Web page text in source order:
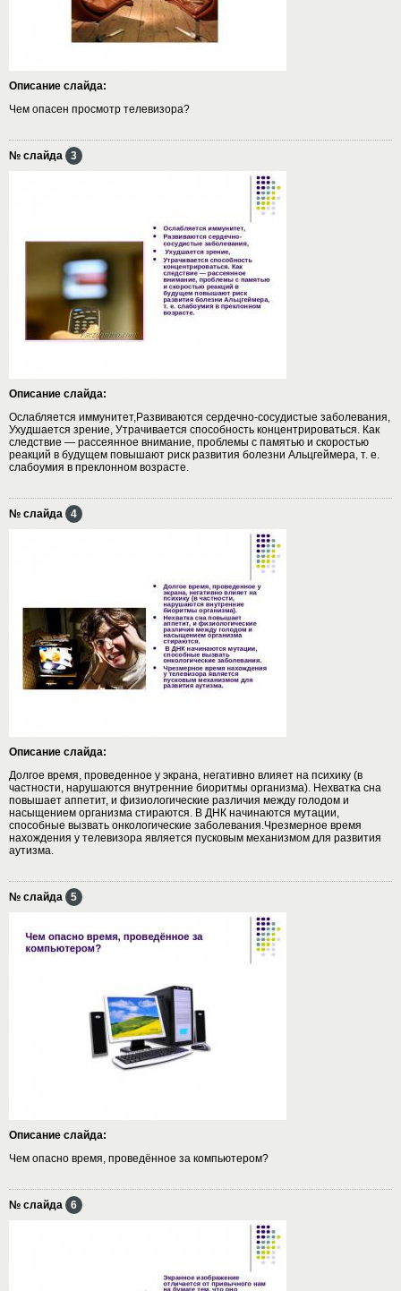
Описание слайда:
Чем опасен просмотр телевизора?
№ слайда 3
Описание слайда:
Ослабляется иммунитет,Развиваются сердечно-сосудистые заболевания,
Ухудшается зрение, Утрачивается способность концентрироваться. Как
следствие — рассеянное внимание, проблемы с памятью и скоростью
реакций в будущем повышают риск развития болезни Альцгеймера, т. е.
слабоумия в преклонном возрасте.
№ слайда 4
Описание слайда:
Долгое время, проведенное у экрана, негативно влияет на психику (в
частности, нарушаются внутренние биоритмы организма). Нехватка сна
повышает аппетит, и физиологические различия между голодом и
насыщением организма стираются. В ДНК начинаются мутации,
способные вызвать онкологические заболевания.Чрезмерное время
нахождения у телевизора является пусковым механизмом для развития
аутизма.
№ слайда 5
Описание слайда:
Чем опасно время, проведённое за компьютером?
№ слайда 6